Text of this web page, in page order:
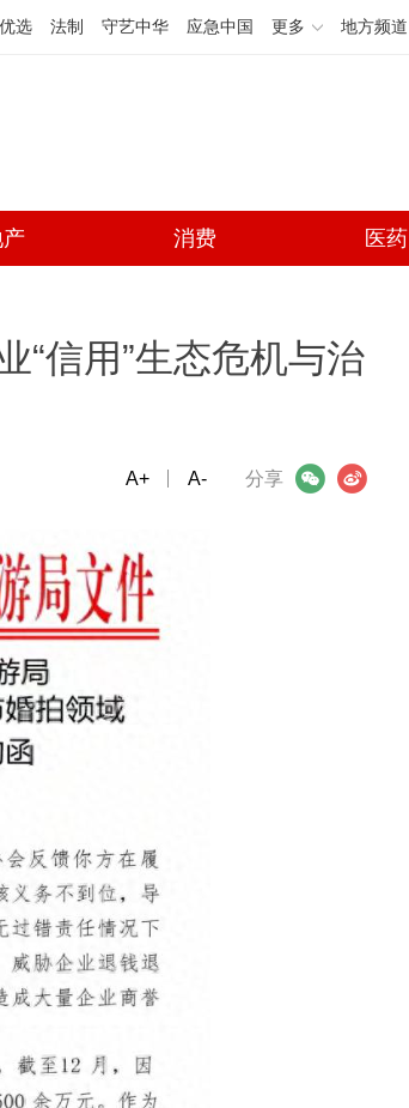
优选 法制 守艺中华 应急中国 更多 地方频道
消费 医药
“信用”生态危机与治
分享
微信 微博
A+ A-